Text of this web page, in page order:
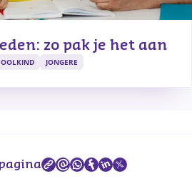
zo pak je het aan
JONGERE